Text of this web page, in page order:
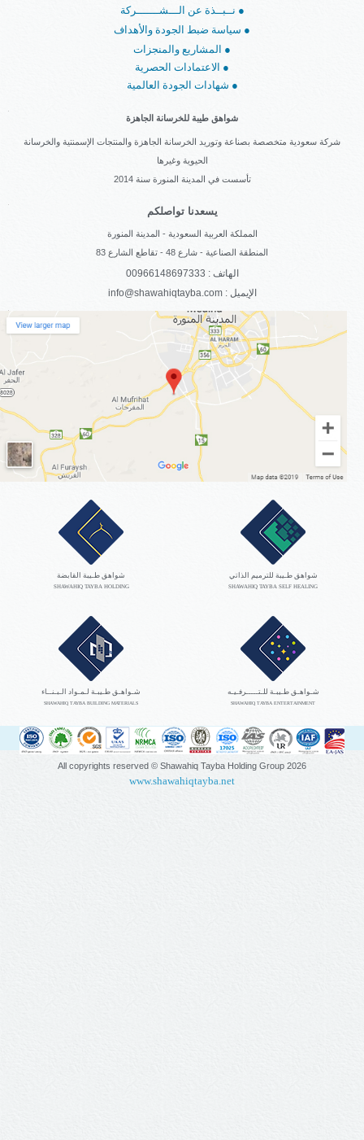
نــبــذة عن الـــشـــــــركة ●
سياسة ضبط الجودة والأهداف ●
المشاريع والمنجزات ●
الاعتمادات الحصرية ●
شهادات الجودة العالمية ●
شواهق طيبة للخرسانة الجاهزة
شركة سعودية متخصصة بصناعة وتوريد الخرسانة الجاهزة والمنتجات الإسمنتية والخرسانة
الحيوية وغيرها
تأسست في المدينة المنورة سنة 2014
يسعدنا تواصلكم
المملكة العربية السعودية - المدينة المنورة
المنطقة الصناعية - شارع 48 - تقاطع الشارع 83
الهاتف : 00966148697333
info@shawahiqtayba.com : الإيميل
شواهق طـيبة القابضة
SHAWAHIQ TAYBA HOLDING
شواهق طـيبة للترميم الذاتي
SHAWAHIQ TAYBA SELF HEALING
شـواهـق طـيبـة لـمـواد الـبـنــاء
SHAWAHIQ TAYBA BUILDING MATERIALS
شـواهـق طـيبـة للـتـــــرفـيـه
SHAWAHIQ TAYBA ENTERTAINMENT
All copyrights reserved © Shawahiq Tayba Holding Group 2026
www.shawahiqtayba.net